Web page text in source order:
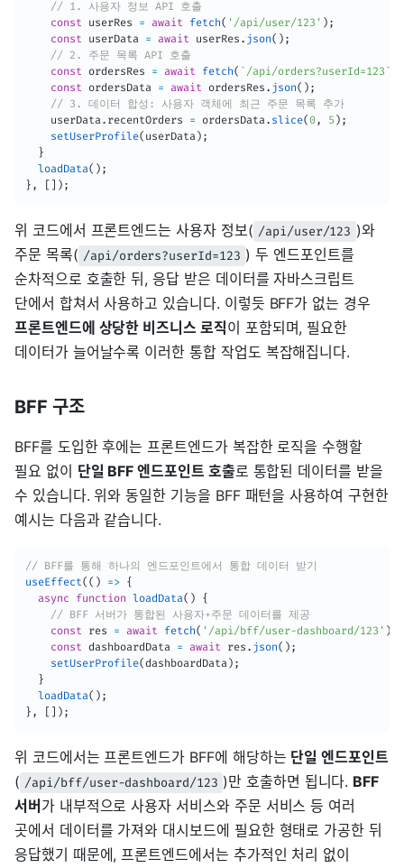
// 1. 사용자 정보 API 호출
const userRes = await fetch( '/api/user/123' ) ;
const userData = await userRes . json( ) ;
// 2. 주문 목록 API 호출
const ordersRes = await fetch( ` /api/orders?userId=123 `
const ordersData = await ordersRes . json( ) ;
// 3. 데이터 합성: 사용자 객체에 최근 주문 목록 추가
    userData
. recentOrders = ordersData . slice( 0, 5 ) ;
setUserProfile( userData ) ;
}
loadData( ) ;
} , [ ] ) ;
위 코드에서 프론트엔드는 사용자 정보( /api/user/123 )와
주문 목록( /api/orders?userId=123 ) 두 엔드포인트를
순차적으로 호출한 뒤, 응답 받은 데이터를 자바스크립트
단에서 합쳐서 사용하고 있습니다. 이렇듯 BFF가 없는 경우
프론트엔드에 상당한 비즈니스 로직이 포함되며, 필요한
데이터가 늘어날수록 이러한 통합 작업도 복잡해집니다.
BFF 구조
BFF를 도입한 후에는 프론트엔드가 복잡한 로직을 수행할
필요 없이 단일 BFF 엔드포인트 호출로 통합된 데이터를 받을
수 있습니다. 위와 동일한 기능을 BFF 패턴을 사용하여 구현한
예시는 다음과 같습니다.
// BFF를 통해 하나의 엔드포인트에서 통합 데이터 받기
useEffect( ( ) => {
async
function loadData( )
{
// BFF 서버가 통합된 사용자+주문 데이터를 제공
const res = await fetch( '/api/bff/user-dashboard/123' )
const dashboardData = await res . json( ) ;
setUserProfile(dashboardData ) ;
}
loadData( ) ;
} , [ ] ) ;
위 코드에서는 프론트엔드가 BFF에 해당하는 단일 엔드포인트
( /api/bff/user-dashboard/123 )만 호출하면 됩니다. BFF
서버가 내부적으로 사용자 서비스와 주문 서비스 등 여러
곳에서 데이터를 가져와 대시보드에 필요한 형태로 가공한 뒤
응답했기 때문에, 프론트엔드에서는 추가적인 처리 없이